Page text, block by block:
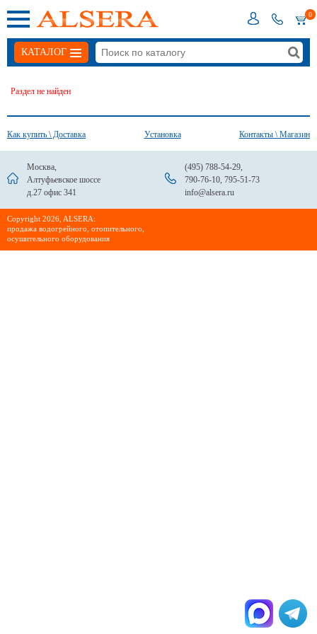
0
КАТАЛОГ
Раздел не найден
Как купить \ Доставка Установка Контакты \ Магазин
Москва,
Алтуфьевское шоссе
д.27 офис 341
(495) 788-54-29,
790-76-10, 795-51-73
info@alsera.ru
Сopyright 2026, ALSERA:
продажа водогрейного, отопительного,
осушительного оборудования